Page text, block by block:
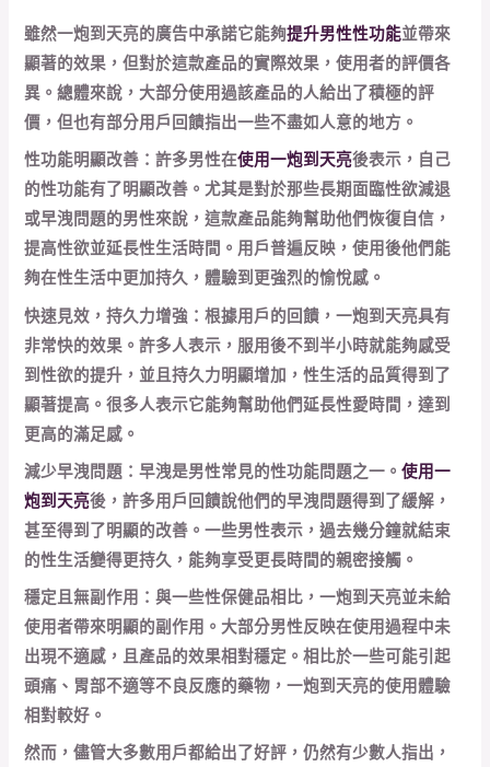
雖然一炮到天亮的廣告中承諾它能夠提升男性性功能並帶來
顯著的效果，但對於這款產品的實際效果，使用者的評價各
異。總體來說，大部分使用過該產品的人給出了積極的評
價，但也有部分用戶回饋指出一些不盡如人意的地方。
性功能明顯改善：許多男性在使用一炮到天亮後表示，自己
的性功能有了明顯改善。尤其是對於那些長期面臨性欲減退
或早洩問題的男性來說，這款產品能夠幫助他們恢復自信，
提高性欲並延長性生活時間。用戶普遍反映，使用後他們能
夠在性生活中更加持久，體驗到更強烈的愉悅感。
快速見效，持久力增強：根據用戶的回饋，一炮到天亮具有
非常快的效果。許多人表示，服用後不到半小時就能夠感受
到性欲的提升，並且持久力明顯增加，性生活的品質得到了
顯著提高。很多人表示它能夠幫助他們延長性愛時間，達到
更高的滿足感。
減少早洩問題：早洩是男性常見的性功能問題之一。使用一
炮到天亮後，許多用戶回饋說他們的早洩問題得到了緩解，
甚至得到了明顯的改善。一些男性表示，過去幾分鐘就結束
的性生活變得更持久，能夠享受更長時間的親密接觸。
穩定且無副作用：與一些性保健品相比，一炮到天亮並未給
使用者帶來明顯的副作用。大部分男性反映在使用過程中未
出現不適感，且產品的效果相對穩定。相比於一些可能引起
頭痛、胃部不適等不良反應的藥物，一炮到天亮的使用體驗
相對較好。
然而，儘管大多數用戶都給出了好評，仍然有少數人指出，